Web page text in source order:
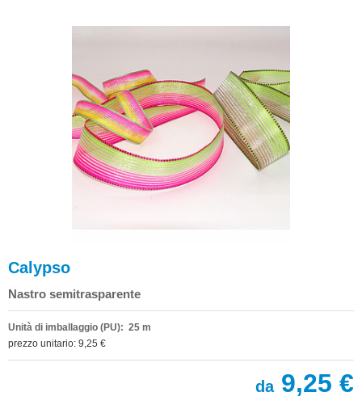
Calypso
Nastro semitrasparente
Unità di imballaggio (PU): 25 m
prezzo unitario: 9,25 €
da9,25 €